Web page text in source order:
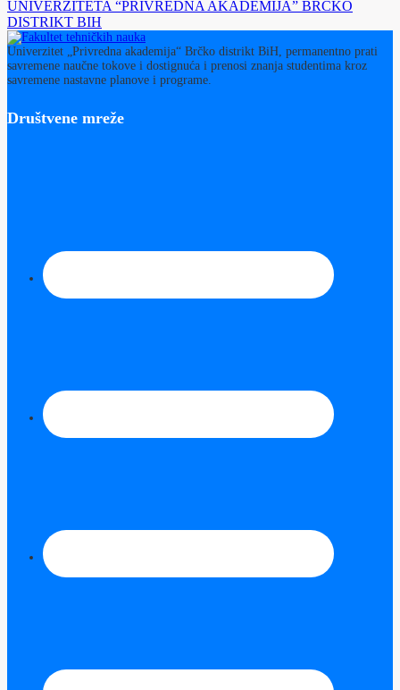
UNIVERZITETA “PRIVREDNA AKADEMIJA” BRČKO
DISTRIKT BIH
Univerzitet „Privredna akademija“ Brčko distrikt BiH, permanentno prati
savremene naučne tokove i dostignuća i prenosi znanja studentima kroz
savremene nastavne planove i programe.
Društvene mreže